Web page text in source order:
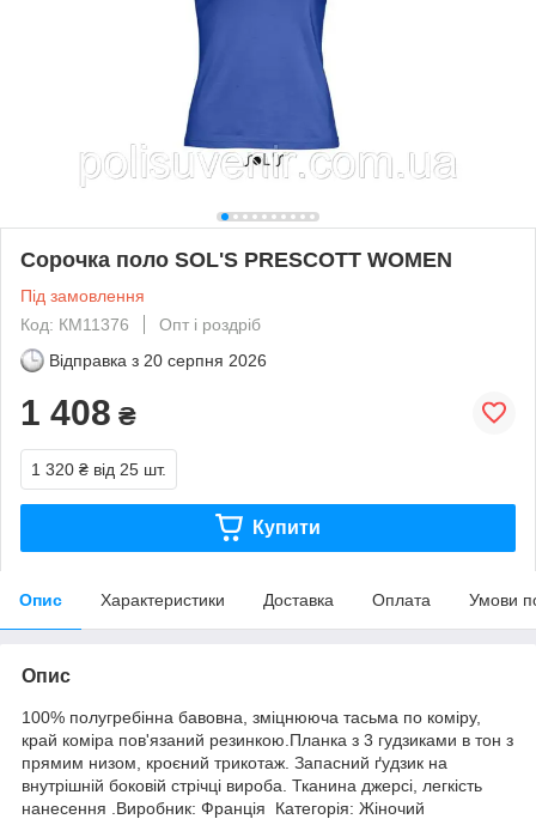
Сорочка поло SOL'S PRESCOTT WOMEN
Під замовлення
Код: КМ11376
Опт і роздріб
Відправка з 20 серпня 2026
1 408 ₴
1 320 ₴ від 25 шт.
Купити
Опис Характеристики Доставка Оплата Умови
Опис
100% полугребінна бавовна, зміцнююча тасьма по коміру,
край коміра пов'язаний резинкою.Планка з 3 гудзиками в тон з
прямим низом, кроєний трикотаж. Запасний ґудзик на
внутрішній боковій стрічці вироба. Тканина джерсі, легкість
нанесення .Виробник: Франція Категорія: Жіночий